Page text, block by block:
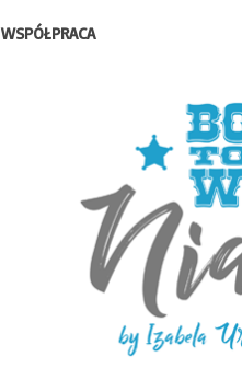
WSPÓŁPRACA